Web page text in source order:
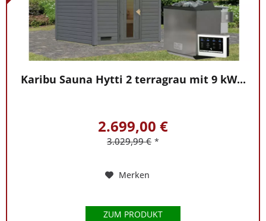
Karibu Sauna Hytti 2 terragrau mit 9 kW...
2.699,00 €
3.029,99 € *
Merken
ZUM PRODUKT